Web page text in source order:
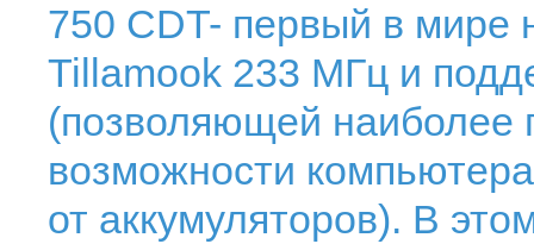
750 CDT- первый в мире
Tillamook 233 МГц и
(позволяющей наиболее
возможности
от аккумуляторов). В